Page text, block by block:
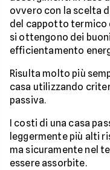
ovvero con la scelta
del cappotto termico
si ottengono dei
efficientamento
Risulta molto più
casa utilizzando
passiva.
I costi di una casa
leggermente più alti
ma sicuramente nel
essere assorbite.